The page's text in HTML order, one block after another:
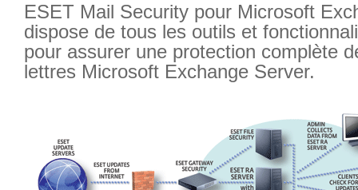
ESET Mail Security pour Microsoft
dispose de tous les outils et
pour assurer une protection complète
lettres Microsoft Exchange Server.